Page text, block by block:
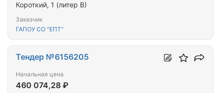
Короткий, 1 (литер В)
Заказчик
ГАПОУ СО "ЕПТ"
Тендер №6156205
Начальная цена
460 074,28 ₽